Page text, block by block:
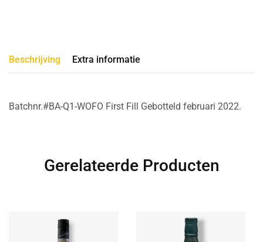
Beschrijving Extra informatie
Batchnr.#BA-Q1-WOFO First Fill Gebotteld februari 2022.
Gerelateerde Producten